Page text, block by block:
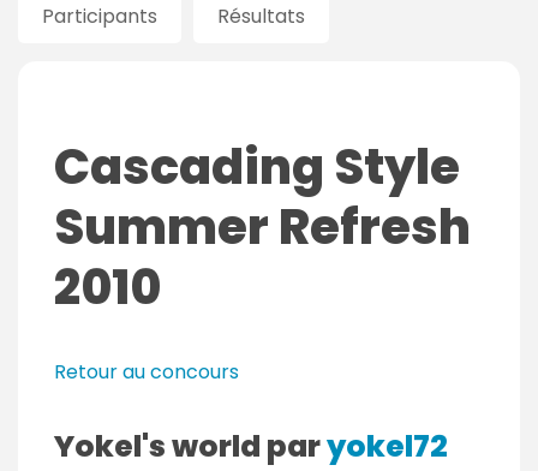
Participants
Résultats
Cascading Style
Summer Refresh
2010
Retour au concours
Yokel's world paryokel72